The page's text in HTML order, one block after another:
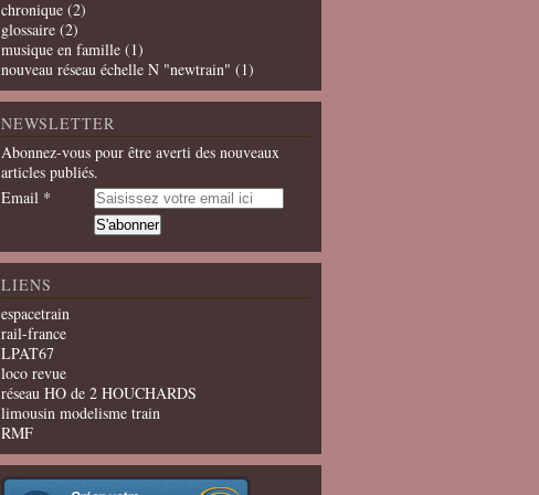
chronique (2)
glossaire (2)
musique en famille (1)
nouveau réseau échelle N "newtrain" (1)
NEWSLETTER
Abonnez-vous pour être averti des nouveaux
articles publiés.
Email
LIENS
espacetrain
rail-france
LPAT67
loco revue
réseau HO de 2 HOUCHARDS
limousin modelisme train
RMF